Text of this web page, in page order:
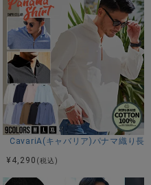
袖ビッグニット/全10色
CavariA(キャバリア)パナマ織り長
¥ 4,290 (税込)